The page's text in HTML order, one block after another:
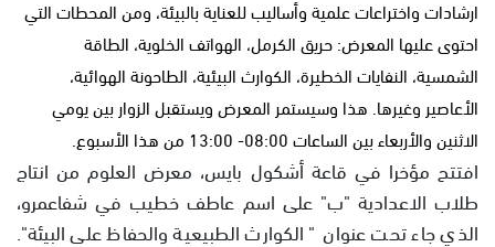
ارشادات واختراعات علمية وأساليب للعناية بالبيئة، ومن المحطات التي
احتوى عليها المعرض: حريق الكرمل، الهواتف الخلوية، الطاقة
الشمسية، النفايات الخطيرة، الكوارث البيئية، الطاحونة الهوائية،
الأعاصير وغيرها. هذا وسيستمر المعرض ويستقبل الزوار بين يومي
الاثنين والأربعاء بين الساعات 08:00- 13:00 من هذا الأسبوع.
افتتح مؤخرا في قاعة أشكول بايس، معرض العلوم من انتاج
طلاب الاعدادية "ب" على اسم عاطف خطيب في شفاعمرو،
الذي جاء تحت عنوان " الكوارث الطبيعية والحفاظ على البيئة".